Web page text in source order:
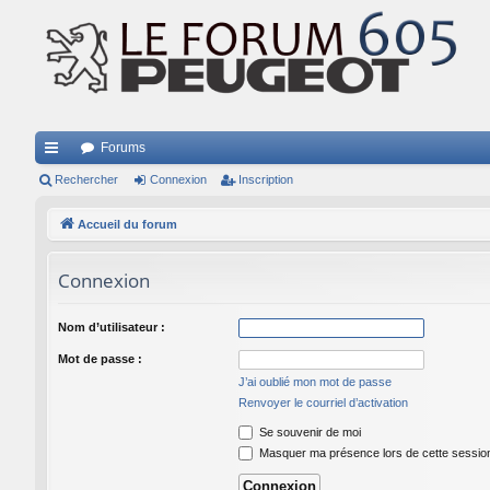
ac
Forums
Rechercher Connexion Inscription
Accueil du forum
Connexion
Nom d’utilisateur :
Mot de passe :
J’ai oublié mon mot de passe
Renvoyer le courriel d’activation
Se souvenir de moi
Masquer ma présence lors de cette